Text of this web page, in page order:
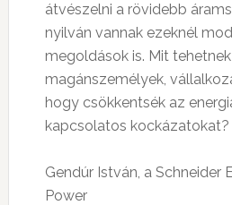
átvészelni a rövidebb
nyilván vannak ezeknél
megoldások is. Mit
magánszemélyek,
hogy csökkentsék az
kapcsolatos kockázatokat?
Gendúr István, a Schneider
Power